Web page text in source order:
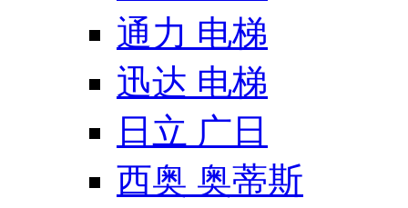
通力 电梯
迅达 电梯
日立 广日
西奥 奥蒂斯